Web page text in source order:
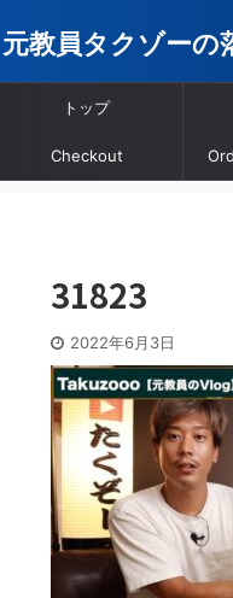
元教員タクゾーの
トップ
Checkout
31823
2022年6月3日